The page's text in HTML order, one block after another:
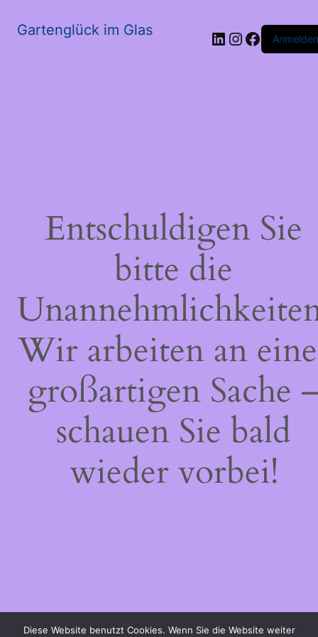
Gartenglück im Glas LinkedIn
Instagram
Anmelden
Entschuldigen Sie
bitte die
Wir arbeiten an
großartigen Sache
schauen Sie bald
wieder vorbei!
Diese Website benutzt Cookies. Wenn Sie die Website weiter